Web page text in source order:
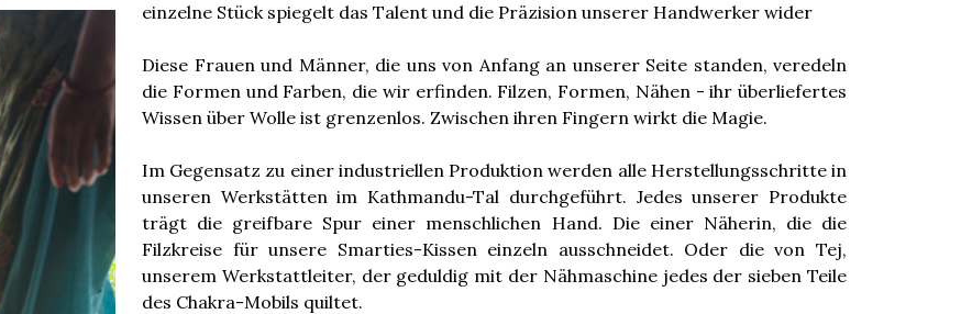
einzelne Stück spiegelt das Talent und die Präzision unserer Handwerker wider
Diese Frauen und Männer, die uns von Anfang an unserer Seite standen, veredeln
die Formen und Farben, die wir erfinden. Filzen, Formen, Nähen - ihr überliefertes
Wissen über Wolle ist grenzenlos. Zwischen ihren Fingern wirkt die Magie.
Im Gegensatz zu einer industriellen Produktion werden alle Herstellungsschritte in
unseren Werkstätten im Kathmandu-Tal durchgeführt. Jedes unserer Produkte
trägt die greifbare Spur einer menschlichen Hand. Die einer Näherin, die die
Filzkreise für unsere Smarties-Kissen einzeln ausschneidet. Oder die von Tej,
unserem Werkstattleiter, der geduldig mit der Nähmaschine jedes der sieben Teile
des Chakra-Mobils quiltet.